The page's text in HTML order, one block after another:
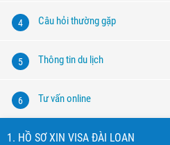
4 Câu hỏi thường gặp
5 Thông tin du lịch
6 Tư vấn online
1. HỒ SƠ XIN VISA ĐÀI LOAN